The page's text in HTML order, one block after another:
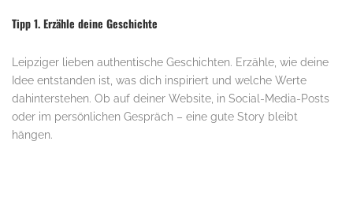
Tipp 1. Erzähle deine Geschichte
Leipziger lieben authentische Geschichten. Erzähle, wie deine
Idee entstanden ist, was dich inspiriert und welche Werte
dahinterstehen. Ob auf deiner Website, in Social-Media-Posts
oder im persönlichen Gespräch – eine gute Story bleibt
hängen.